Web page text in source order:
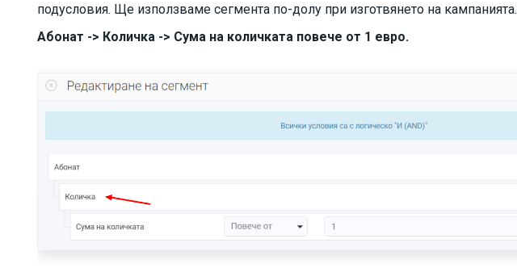
подусловия. Ще използваме сегмента по-долу при изготвянето на кампанията.
Абонат -> Количка -> Сума на количката повече от 1 евро.